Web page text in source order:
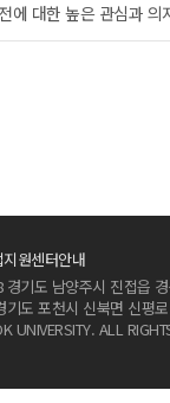
에 대한 높은 관심과
지원센터안내
경기도 남양주시 진접읍
기도 포천시 신북면 신
UNIVERSITY. ALL